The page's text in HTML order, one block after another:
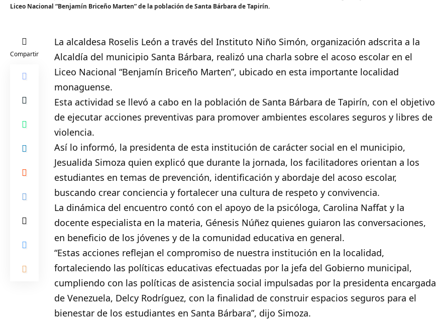
Liceo Nacional “Benjamín Briceño Marten” de la población de Santa Bárbara de Tapirín.
Compartir
La alcaldesa Roselis León a través del Instituto Niño Simón, organización adscrita a la
Alcaldía del municipio Santa Bárbara, realizó una charla sobre el acoso escolar en el
Liceo Nacional “Benjamín Briceño Marten”, ubicado en esta importante localidad
monaguense.
Esta actividad se llevó a cabo en la población de Santa Bárbara de Tapirín, con el objetivo
de ejecutar acciones preventivas para promover ambientes escolares seguros y libres de
violencia.
Así lo informó, la presidenta de esta institución de carácter social en el municipio,
Jesualida Simoza quien explicó que durante la jornada, los facilitadores orientan a los
estudiantes en temas de prevención, identificación y abordaje del acoso escolar,
buscando crear conciencia y fortalecer una cultura de respeto y convivencia.
La dinámica del encuentro contó con el apoyo de la psicóloga, Carolina Naffat y la
docente especialista en la materia, Génesis Núñez quienes guiaron las conversaciones,
en beneficio de los jóvenes y de la comunidad educativa en general.
“Estas acciones reflejan el compromiso de nuestra institución en la localidad,
fortaleciendo las políticas educativas efectuadas por la jefa del Gobierno municipal,
cumpliendo con las políticas de asistencia social impulsadas por la presidenta encargada
de Venezuela, Delcy Rodríguez, con la finalidad de construir espacios seguros para el
bienestar de los estudiantes en Santa Bárbara”, dijo Simoza.